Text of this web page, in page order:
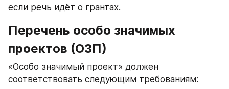
если речь идёт о грантах.
Перечень особо значимых
проектов (ОЗП)
«Особо значимый проект» должен
соответствовать следующим требованиям: